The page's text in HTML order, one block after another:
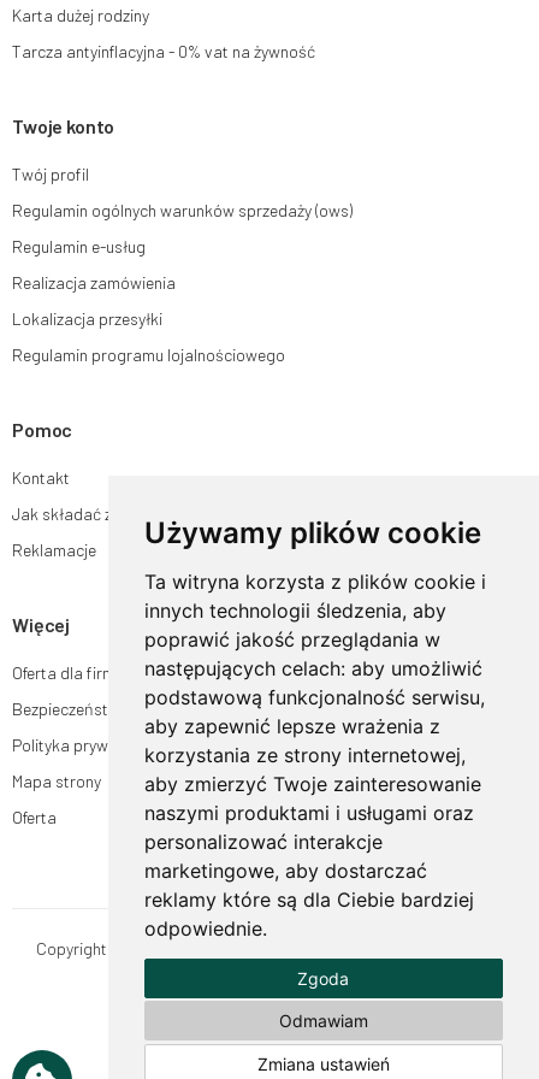
Używamy plików cookie
Ta witryna korzysta z plików cookie i
innych technologii śledzenia, aby
poprawić jakość przeglądania w
następujących celach: aby umożliwić
podstawową funkcjonalność serwisu,
aby zapewnić lepsze wrażenia z
korzystania ze strony internetowej,
aby zmierzyć Twoje zainteresowanie
naszymi produktami i usługami oraz
personalizować interakcje
marketingowe, aby dostarczać
reklamy które są dla Ciebie bardziej
odpowiednie.
Zgoda
Odmawiam
Zmiana ustawień
Karta dużej rodziny
Tarcza antyinflacyjna - 0% vat na żywność
Twoje konto
Twój profil
Regulamin ogólnych warunków sprzedaży (ows)
Regulamin e-usług
Realizacja zamówienia
Lokalizacja przesyłki
Regulamin programu lojalnościowego
Pomoc
Kontakt
Jak składać zamówienia w sklepie ogrodyhildegardy.pl?
Reklamacje
Więcej
Oferta dla firm
Bezpieczeństwo płatności
Polityka prywatności
Mapa strony
Oferta
Copyright © OgrodyHildegardy.pl. Wszystkie prawa zastrzeżone.
MOUTON interactive
Zobacz nasz profil na: